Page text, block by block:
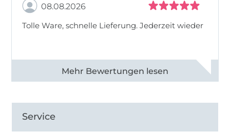
08.08.2026
Tolle Ware, schnelle Lieferung. Jederzeit wieder
Alle 83013 Bewertungen ansehen
Service